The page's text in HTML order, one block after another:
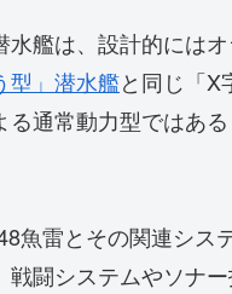
水艦は、設計的には
型」潜水艦と同じ「X
る通常動力型ではあ
魚雷とその関連シス
戦闘システムやソナ